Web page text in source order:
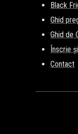
Black
Ghid
Ghid de
Înscrie
Contact